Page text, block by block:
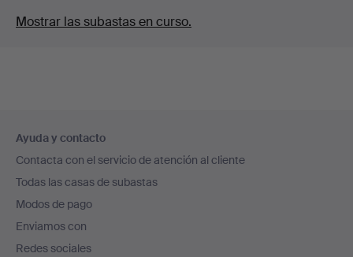
Mostrar las subastas en curso.
en
el
pie
de
página
Ayuda y contacto
Contacta con el servicio de atención al cliente
Todas las casas de subastas
Modos de pago
Enviamos con
Redes sociales